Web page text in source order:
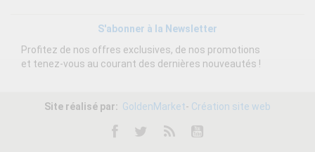
S'abonner à la Newsletter
Profitez de nos offres exclusives, de nos promotions
et tenez-vous au courant des dernières nouveautés !
Site réalisé par: GoldenMarket- Création site web